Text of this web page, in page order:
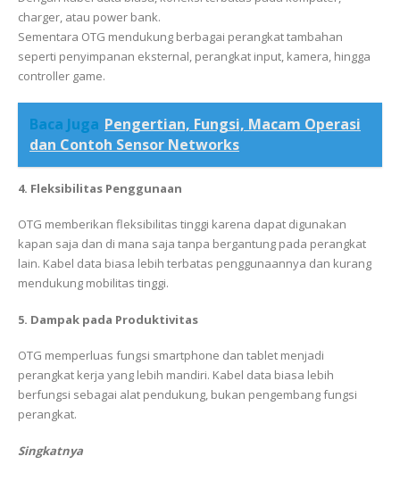
charger, atau power bank.
Sementara OTG mendukung berbagai perangkat tambahan
seperti penyimpanan eksternal, perangkat input, kamera, hingga
controller game.
Baca Juga Pengertian, Fungsi, Macam Operasi
dan Contoh Sensor Networks
4. Fleksibilitas Penggunaan
OTG memberikan fleksibilitas tinggi karena dapat digunakan
kapan saja dan di mana saja tanpa bergantung pada perangkat
lain. Kabel data biasa lebih terbatas penggunaannya dan kurang
mendukung mobilitas tinggi.
5. Dampak pada Produktivitas
OTG memperluas fungsi smartphone dan tablet menjadi
perangkat kerja yang lebih mandiri. Kabel data biasa lebih
berfungsi sebagai alat pendukung, bukan pengembang fungsi
perangkat.
Singkatnya